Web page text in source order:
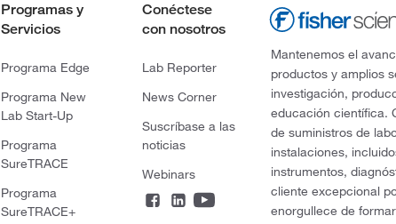
Programas y
Servicios
Programa Edge
Programa New
Lab Start-Up
Programa
SureTRACE
Programa
SureTRACE+
Conéctese
con nosotros
Lab Reporter
News Corner
Suscríbase a las
noticias
Webinars
Mantenemos el
productos y amplios
investigación,
educación científica.
de suministros de
instalaciones,
instrumentos,
cliente excepcional
enorgullece de